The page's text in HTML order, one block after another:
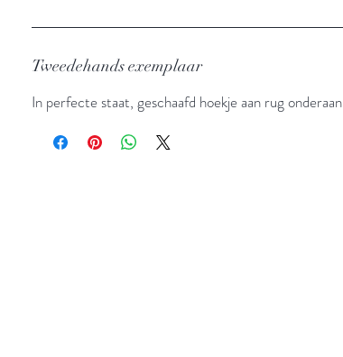
Tweedehands exemplaar
In perfecte staat, geschaafd hoekje aan rug onderaan